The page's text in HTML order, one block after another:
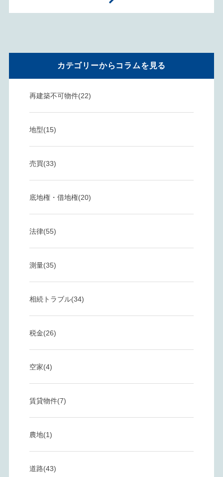
カテゴリーからコラムを見る
再建築不可物件(22)
地型(15)
売買(33)
底地権・借地権(20)
法律(55)
測量(35)
相続トラブル(34)
税金(26)
空家(4)
賃貸物件(7)
農地(1)
道路(43)